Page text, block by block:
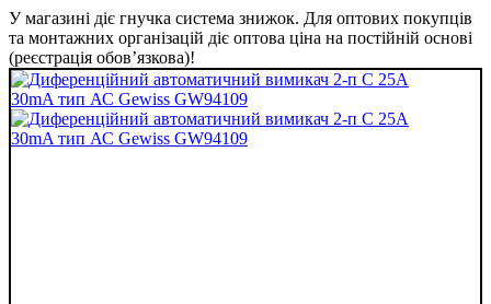
У магазині діє гнучка система знижок. Для оптових покупців
та монтажних організацій діє оптова ціна на постійній основі
(реєстрація обов’язкова)!